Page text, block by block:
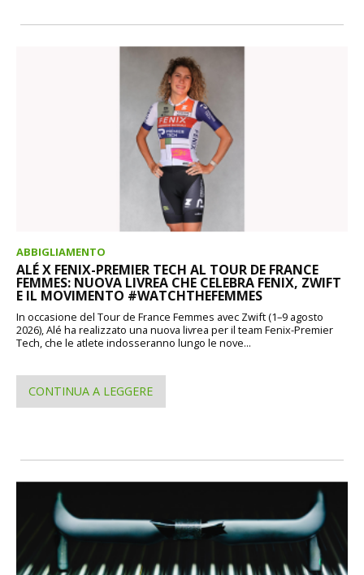
ABBIGLIAMENTO
ALÉ X FENIX-PREMIER TECH AL TOUR DE FRANCE
FEMMES: NUOVA LIVREA CHE CELEBRA FENIX, ZWIFT
E IL MOVIMENTO #WATCHTHEFEMMES
In occasione del Tour de France Femmes avec Zwift (1–9 agosto
2026), Alé ha realizzato una nuova livrea per il team Fenix-Premier
Tech, che le atlete indosseranno lungo le nove...
CONTINUA A LEGGERE